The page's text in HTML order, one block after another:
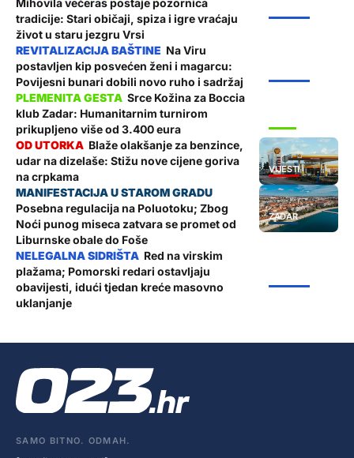
tradicije: Stari običaji, spiza i igre vraćaju
život u staru jezgru Vrsi
Na Viru
postavljen kip posvećen ženi i magarcu:
Povijesni bunari dobili novo ruho i sadržaj
Srce Kožina za Boccia
klub Zadar: Humanitarnim turnirom
prikupljeno više od 3.400 eura
VIJESTI
Blaže olakšanje za benzince,
udar na dizelaše: Stižu nove cijene goriva
na crpkama
ZADAR
Posebna regulacija na Poluotoku; Zbog
Noći punog miseca zatvara se promet od
Liburnske obale do Foše
Red na virskim
plažama; Pomorski redari ostavljaju
obavijesti, idući tjedan kreće masovno
uklanjanje
SAMO BITNO. ODMAH.